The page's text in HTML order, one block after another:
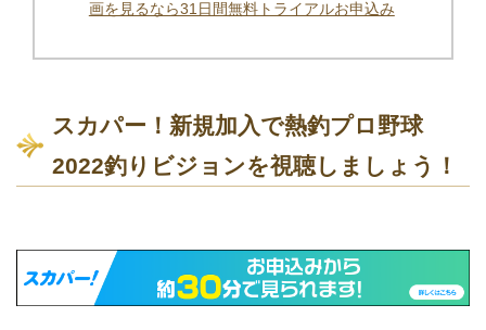
画を見るなら31日間無料トライアルお申込み
スカパー！新規加入で熱釣プロ野球
2022釣りビジョンを視聴しましょう！